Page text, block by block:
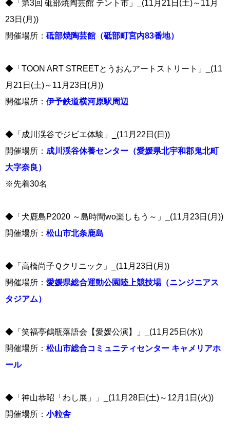
◆「第3回 砥部焼陶芸館 テント市」_(11月21日(土)～11月
23日(月))
開催場所： 砥部焼陶芸館（砥部町宮内83番地）
◆「TOON ART STREETとうおんアートストリート」_(11
月21日(土)～11月23日(月))
開催場所： 伊予鉄道横河原駅周辺
◆「成川渓谷でジビエ体験」_(11月22日(日))
開催場所： 成川渓谷休養センター（愛媛県北宇和郡鬼北町
大字奈良）
※先着30名
◆「犬鹿島P2020 ～島時間wo楽しもう～」_(11月23日(月))
開催場所： 松山市北条鹿島
◆「高橋尚子Ｑクリニック」_(11月23日(月))
開催場所： 愛媛県総合運動公園陸上競技場（ニンジニアス
タジアム）
◆「笑福亭鶴瓶落語会【愛媛公演】」_(11月25日(水))
開催場所： 松山市総合コミュニティセンター キャメリアホ
ール
◆「神山恭昭「わし展」」_(11月28日(土)～12月1日(火))
開催場所： 小粒舎